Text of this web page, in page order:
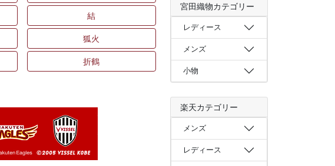
結
狐火
折鶴
宮田織物カテゴリー
レディース
メンズ
小物
楽天カテゴリー
メンズ
レディース